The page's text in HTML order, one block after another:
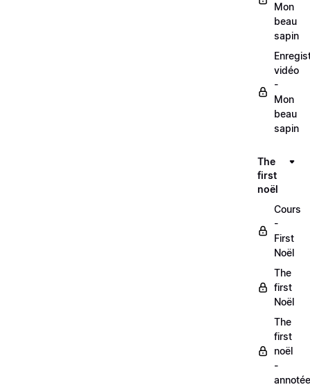
Mon
beau
sapin
vidéo
-
Mon
beau
sapin
The
first
noël
Cours
-
First
Noël
The
first
Noël
The
first
noël
-